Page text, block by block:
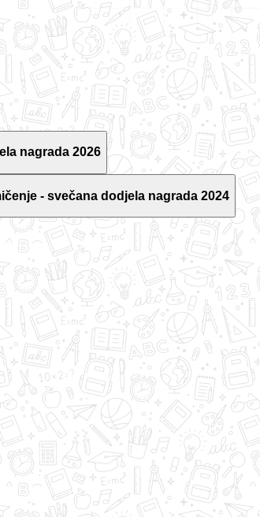
nagrada 2026
- svečana dodjela nagrada 2024